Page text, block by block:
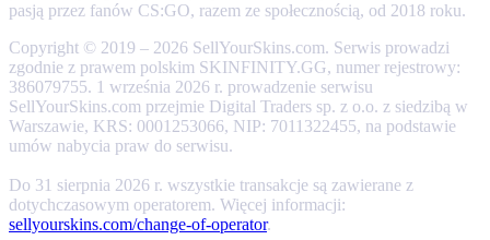
pasją przez fanów CS:GO, razem ze społecznością, od 2018 roku.
Copyright © 2019 – 2026 SellYourSkins.com. Serwis prowadzi
zgodnie z prawem polskim SKINFINITY.GG, numer rejestrowy:
386079755. 1 września 2026 r. prowadzenie serwisu
SellYourSkins.com przejmie Digital Traders sp. z o.o. z siedzibą w
Warszawie, KRS: 0001253066, NIP: 7011322455, na podstawie
umów nabycia praw do serwisu.
Do 31 sierpnia 2026 r. wszystkie transakcje są zawierane z
dotychczasowym operatorem. Więcej informacji:
sellyourskins.com/change-of-operator.